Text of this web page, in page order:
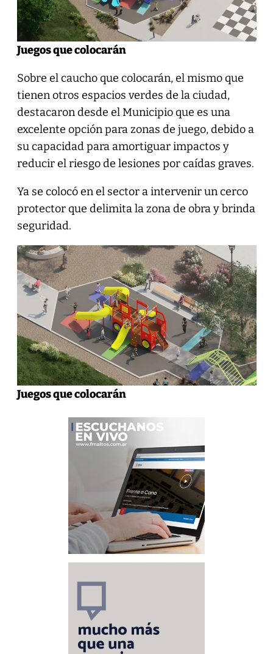
Juegos que colocarán
Sobre el caucho que colocarán, el mismo que
tienen otros espacios verdes de la ciudad,
destacaron desde el Municipio que es una
excelente opción para zonas de juego, debido a
su capacidad para amortiguar impactos y
reducir el riesgo de lesiones por caídas graves.
Ya se colocó en el sector a intervenir un cerco
protector que delimita la zona de obra y brinda
seguridad.
Juegos que colocarán